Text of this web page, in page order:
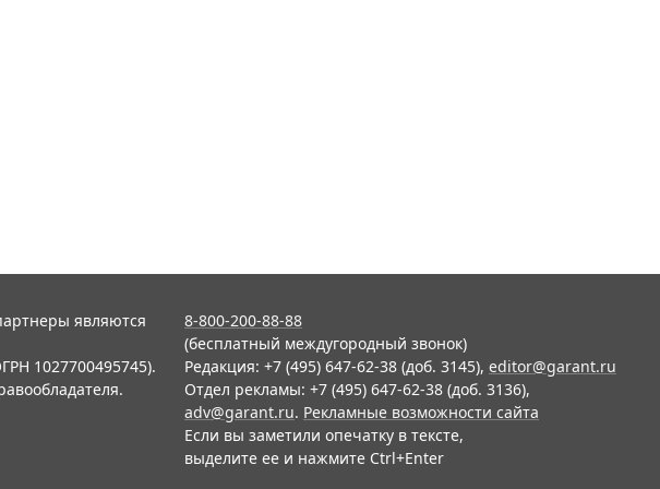
являются
1027700495745).
8-800-200-88-88
(бесплатный междугородный звонок)
Редакция: +7 (495) 647-62-38 (доб. 3145), editor@garant.ru
Отдел рекламы: +7 (495) 647-62-38 (доб. 3136),
adv@garant.ru. Рекламные возможности сайта
Если вы заметили опечатку в тексте,
выделите ее и нажмите Ctrl+Enter